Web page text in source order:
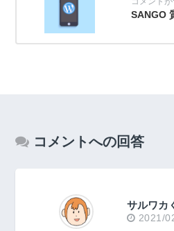
SANGO
コメントへの回答
サルワカ
2021/